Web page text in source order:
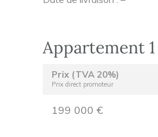
Appartement
Prix (TVA 20%)
Prix direct promoteur
199 000 €